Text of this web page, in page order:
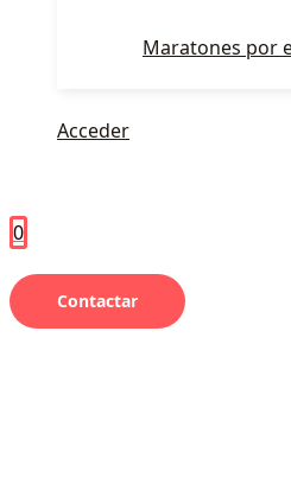
Maratones por
Acceder
0
Contactar